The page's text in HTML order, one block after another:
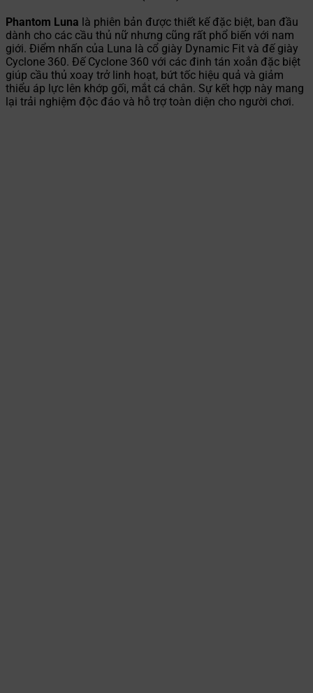
Phantom Luna là phiên bản được thiết kế đặc biệt, ban đầu
dành cho các cầu thủ nữ nhưng cũng rất phổ biến với nam
giới. Điểm nhấn của Luna là cổ giày Dynamic Fit và đế giày
Cyclone 360. Đế Cyclone 360 với các đinh tán xoắn đặc biệt
giúp cầu thủ xoay trở linh hoạt, bứt tốc hiệu quả và giảm
thiểu áp lực lên khớp gối, mắt cá chân. Sự kết hợp này mang
lại trải nghiệm độc đáo và hỗ trợ toàn diện cho người chơi.